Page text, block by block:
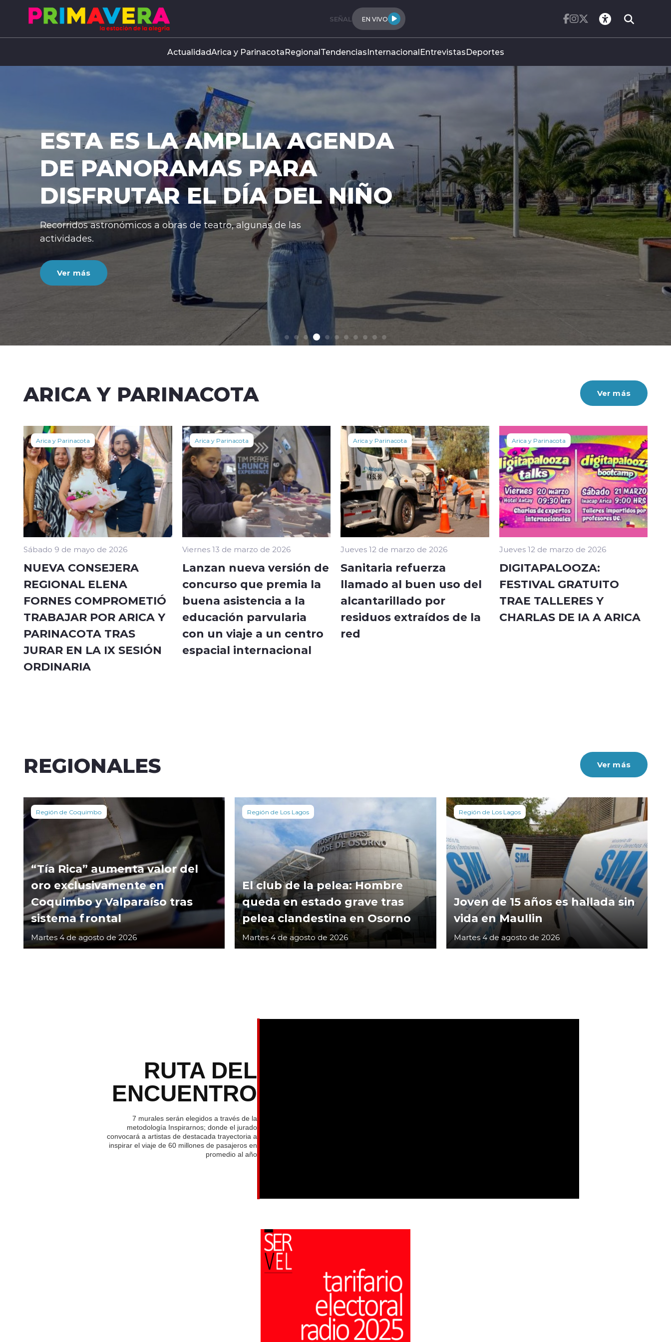
SEÑAL EN VIVO
ActualidadArica y ParinacotaRegionalTendenciasInternacionalEntrevistasDeportes
IPC REGISTRA VARIACIONES
DE 0,1 POR CIENTO DURANTE
EL MES DE JULIO
Con esto la baja acumulada se consolidó en un 3,5%.
Ver más
ARICA Y PARINACOTA Ver más
Arica y Parinacota
Sábado 9 de mayo de 2026
NUEVA CONSEJERA
REGIONAL ELENA
FORNES COMPROMETIÓ
TRABAJAR POR ARICA Y
PARINACOTA TRAS
JURAR EN LA IX SESIÓN
ORDINARIA
Arica y Parinacota
Viernes 13 de marzo de 2026
Lanzan nueva versión de
concurso que premia la
buena asistencia a la
educación parvularia
con un viaje a un centro
espacial internacional
Arica y Parinacota
Jueves 12 de marzo de 2026
Sanitaria refuerza
llamado al buen uso del
alcantarillado por
residuos extraídos de la
red
Arica y Parinacota
Jueves 12 de marzo de 2026
DIGITAPALOOZA:
FESTIVAL GRATUITO
TRAE TALLERES Y
CHARLAS DE IA A ARICA
REGIONALES Ver más
Región de Coquimbo
“Tía Rica” aumenta valor del
oro exclusivamente en
Coquimbo y Valparaíso tras
sistema frontal
Martes 4 de agosto de 2026
Región de Los Lagos
El club de la pelea: Hombre
queda en estado grave tras
pelea clandestina en Osorno
Martes 4 de agosto de 2026
Región de Los Lagos
Joven de 15 años es hallada sin
vida en Maullin
Martes 4 de agosto de 2026
RUTA DEL
ENCUENTRO
7 murales serán elegidos a través de la
metodología Inspirarnos; donde el jurado
convocará a artistas de destacada trayectoria a
inspirar el viaje de 60 millones de pasajeros en
promedio al año